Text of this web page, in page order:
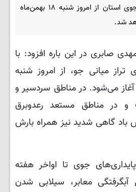
سامانه بارشی، شرایط جوی استان از امروز شنبه ۱۸ بهمن‌ماه
شد.
صابری در این باره افزود: با
تراز میانی جو، از امروز شنبه
آغاز می‌شود. در مناطق سردسیر و
و در مناطق مستعد رعدوبرق
گاهی شدید نیز همراه بارش
جوی تا اواخر هفته
آبگرفتگی معابر، سیلابی شدن